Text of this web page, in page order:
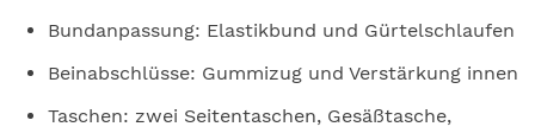
Bundanpassung: Elastikbund und Gürtelschlaufen
Beinabschlüsse: Gummizug und Verstärkung innen
Taschen: zwei Seitentaschen, Gesäßtasche,